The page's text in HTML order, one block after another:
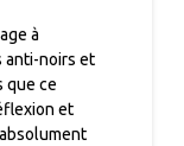
à
anti-noirs et
que ce
et